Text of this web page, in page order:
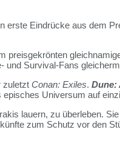
erste Eindrücke aus dem
und Survival-Fans
zuletzt Conan: Exiles. Dune:
Universum auf
lauern, zu überleben.
zum Schutz vor den